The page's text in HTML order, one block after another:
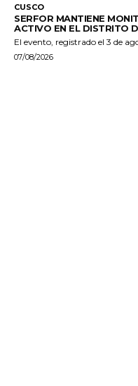
CUSCO
SERFOR MANTIENE
ACTIVO EN EL DISTRITO
El evento, registrado el 3 de
07/08/2026